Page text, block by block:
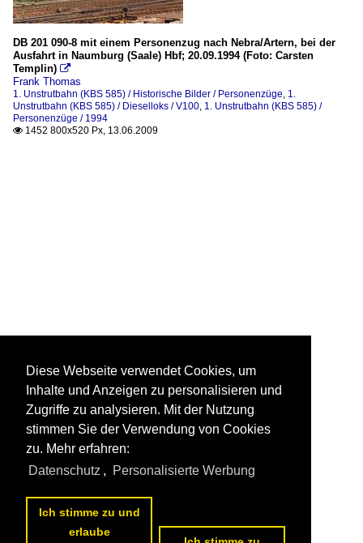
DB 201 090-8 mit einem Personenzug nach Nebra/Artern, bei der
Ausfahrt in Naumburg (Saale) Hbf; 20.09.1994 (Foto: Carsten
Templin) 
Frank Thomas
1. Unstrutbahn (KBS 585) / Historische Bilder / Personenzüge 1.
Unstrutbahn (KBS 585) / Dieselloks / V100 1. Unstrutbahn (KBS 585) /
Personenzüge / 1994
 1452 800x520 Px, 13.06.2009
Diese Webseite verwendet Cookies, um
Inhalte und Anzeigen zu personalisieren und
Zugriffe zu analysieren. Mit der Nutzung
stimmen Sie der Verwendung von Cookies
zu. Mehr erfahren:
Datenschutz , Personalisierte Werbung
Ich stimme zu und
erlaube